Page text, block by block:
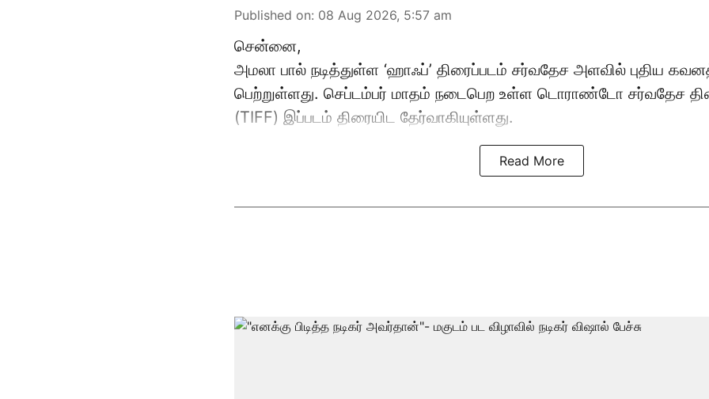
Published on: 08 Aug 2026, 5:57 am
சென்னை,
அமலா பால் நடித்துள்ள ‘ஹாஃப்’ திரைப்படம் சர்வதேச அளவில் புதிய
பெற்றுள்ளது. செப்டம்பர் மாதம் நடைபெற உள்ள டொராண்டோ சர்வதேச
(TIFF) இப்படம் திரையிட தேர்வாகியுள்ளது.
Read More